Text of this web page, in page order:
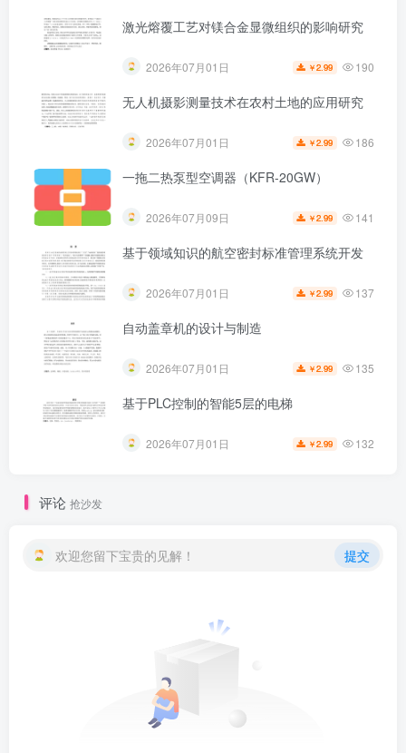
激光熔覆工艺对镁合金显微组织的影响研究
2026年07月01日 ￥2.99 190
无人机摄影测量技术在农村土地的应用研究
2026年07月01日 ￥2.99 186
一拖二热泵型空调器（KFR-20GW）
2026年07月09日 ￥2.99 141
基于领域知识的航空密封标准管理系统开发
2026年07月01日 ￥2.99 137
自动盖章机的设计与制造
2026年07月01日 ￥2.99 135
基于PLC控制的智能5层的电梯
2026年07月01日 ￥2.99 132
评论 抢沙发
欢迎您留下宝贵的见解！ 提交